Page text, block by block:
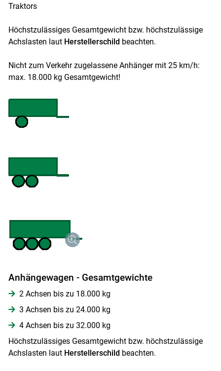
Traktors
Höchstzulässiges Gesamtgewicht bzw. höchstzulässige
Achslasten laut Herstellerschild beachten.
Nicht zum Verkehr zugelassene Anhänger mit 25 km/h:
max. 18.000 kg Gesamtgewicht!
Anhängewagen - Gesamtgewichte
2 Achsen bis zu 18.000 kg
3 Achsen bis zu 24.000 kg
4 Achsen bis zu 32.000 kg
Höchstzulässiges Gesamtgewicht bzw. höchstzulässige
Achslasten laut Herstellerschild beachten.